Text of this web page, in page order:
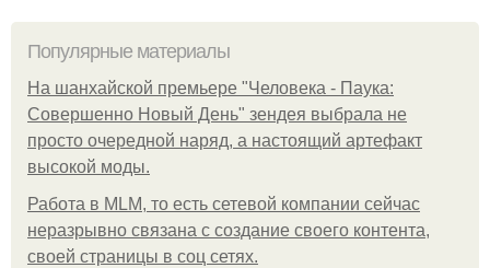
Популярные материалы
На шанхайской премьере "Человека - Паука:
Совершенно Новый День" зендея выбрала не
просто очередной наряд, а настоящий артефакт
высокой моды.
Работа в MLM, то есть сетевой компании сейчас
неразрывно связана с создание своего контента,
своей страницы в соц сетях.